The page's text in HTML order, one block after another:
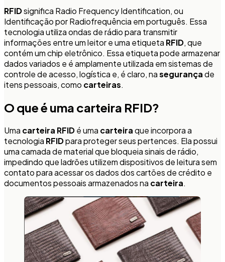
RFIDsignifica Radio Frequency Identification, ou
Identificação por Radiofrequência em português. Essa
tecnologia utiliza ondas de rádio para transmitir
informações entre um leitor e uma etiqueta RFID, que
contém um chip eletrônico. Essa etiqueta pode armazenar
dados variados e é amplamente utilizada em sistemas de
controle de acesso, logística e, é claro, nasegurançade
itens pessoais, como carteiras.
O que é uma carteira RFID?
Uma carteira RFIDé uma carteiraque incorpora a
tecnologia RFIDpara proteger seus pertences. Ela possui
uma camada de material que bloqueia sinais de rádio,
impedindo que ladrões utilizem dispositivos de leitura sem
contato para acessar os dados dos cartões de crédito e
documentos pessoais armazenados na carteira.